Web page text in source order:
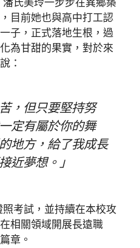
氏美玲一步步在異鄉築
目前她也與高中打工認
子，正式落地生根，過
為甘甜的果實，對於來
：
，但只要堅持努
定有屬於你的舞
地方，給了我成長
近夢想。」
考試，並持續在本校攻
相關領域開展長遠職
章。